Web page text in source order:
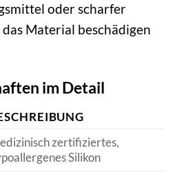
oder scharfer
Material beschädigen
im Detail
zertifiziertes,
Silikon